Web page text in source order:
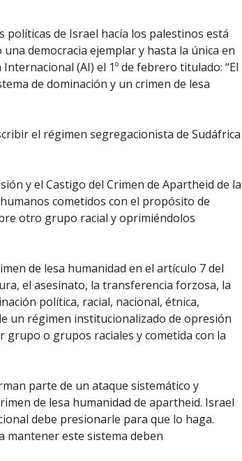
políticas de Israel hacía los palestinos está
democracia ejemplar y hasta la única en
(AI) el 1º de febrero titulado: “El
de dominación y un crimen de lesa
el régimen segregacionista de Sudáfrica
y el Castigo del Crimen de Apartheid de la
cometidos con el propósito de
otro grupo racial y oprimiéndolos
de lesa humanidad en el artículo 7 del
el asesinato, la transferencia forzosa, la
política, racial, nacional, étnica,
un régimen institucionalizado de opresión
o grupos raciales y cometida con la
parte de un ataque sistemático y
de lesa humanidad de apartheid. Israel
debe presionarle para que lo haga.
mantener este sistema deben